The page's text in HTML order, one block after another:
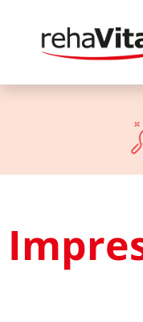
rehaVital als
FAQ